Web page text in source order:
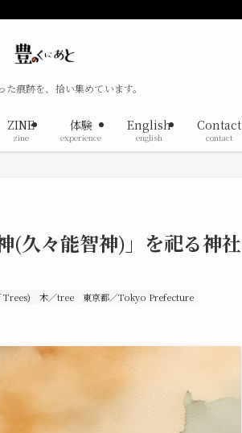
た痕跡を、拾い集めています。
ZINE
zine
体験
experience
English
english
Contact
contact
(久々能智神)」を祀る神社
木／tree 東京都／Tokyo Prefecture